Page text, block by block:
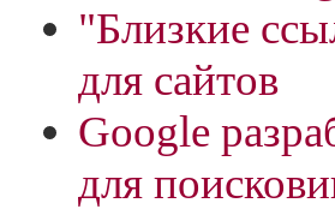
"Близкие
для сайтов
Google
для